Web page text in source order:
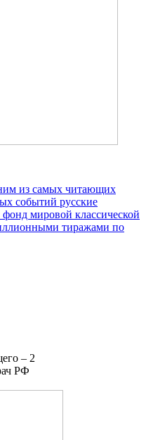
из самых читающих
событий русские
мировой классической
тиражами по
– 2
РФ